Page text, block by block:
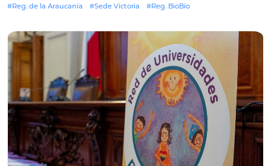
#Reg. de la Araucanía #Sede Victoria #Reg. BioBío